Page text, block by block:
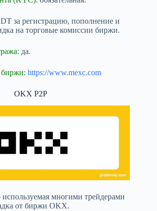
за регистрацию, пополнение и
на торговые комиссии биржи.
да.
https://www.mexc.com
OKX P2P
многими трейдерами
от биржи OKX.